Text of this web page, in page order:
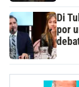
Di
por